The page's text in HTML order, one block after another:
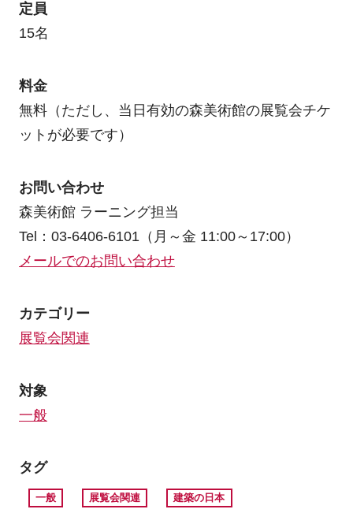
定員
15名
料金
無料（ただし、当日有効の森美術館の展覧会チケ
ットが必要です）
お問い合わせ
森美術館 ラーニング担当
Tel：03-6406-6101（月～金 11:00～17:00）
メールでのお問い合わせ
カテゴリー
展覧会関連
対象
一般
タグ
一般 展覧会関連 建築の日本